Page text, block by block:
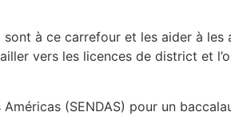
à ce carrefour et les aider à
vers les licences de district et
(SENDAS) pour un